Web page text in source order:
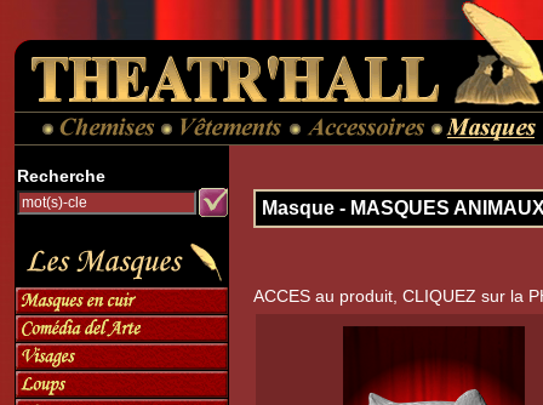
Recherche
Masque - MASQUES
ACCES au produit, CLIQUEZ sur la